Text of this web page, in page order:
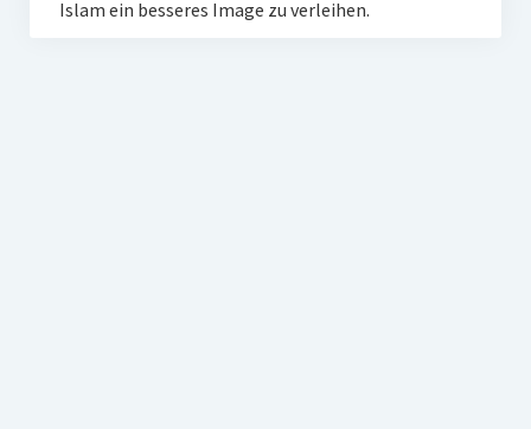
Islam ein besseres Image zu verleihen.